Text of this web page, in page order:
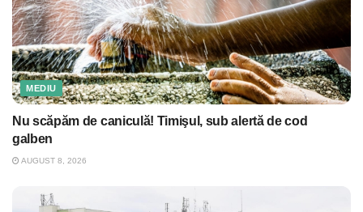
MEDIU
Nu scăpăm de caniculă! Timişul, sub alertă de cod
galben
AUGUST 8, 2026